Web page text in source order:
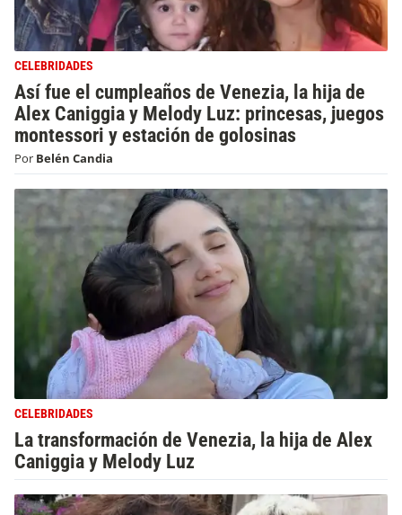
CELEBRIDADES
Así fue el cumpleaños de Venezia, la hija de
Alex Caniggia y Melody Luz: princesas, juegos
montessori y estación de golosinas
Por Belén Candia
CELEBRIDADES
La transformación de Venezia, la hija de Alex
Caniggia y Melody Luz